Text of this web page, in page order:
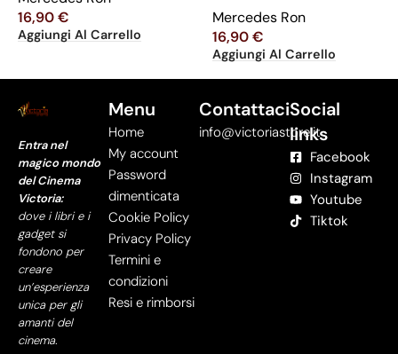
16,90€
Aggiungi Al Carrello
Mercedes Ron
16,90€
Aggiungi Al Carrello
Entra nel
magico mondo
del Cinema
Victoria:
dove i libri e i
gadget si
fondono per
creare
un’esperienza
unica per gli
amanti del
cinema.
Menu
Home
My account
Password
dimenticata
Cookie Policy
Privacy Policy
Termini e
condizioni
Resi e rimborsi
Contattaci
info@victoriastore.it
Social
links
Facebook
Instagram
Youtube
Tiktok